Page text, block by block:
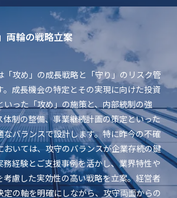
両輪の戦略立案
「攻め」の成長戦略と「守り」のリスク管
。成長機会の特定とその実現に向けた投資
いった「攻め」の施策と、内部統制の強
体制の整備、事業継続計画の策定といった
なバランスで設計します。特に昨今の不確
おいては、攻守のバランスが企業存続の鍵
経験とご支援事例を活かし、業界特性や
考慮した実効性の高い戦略を立案。経営者
定の軸を明確にしながら、攻守両面からの